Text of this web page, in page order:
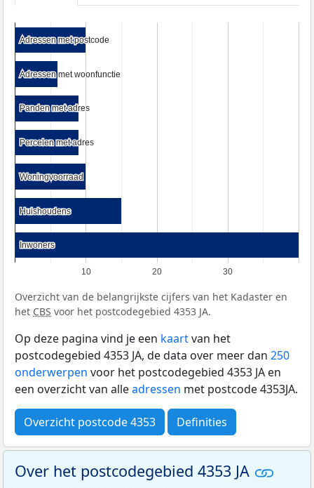
10 20 30
Adressen met postcode
Adressen met postcode
Adressen met woonfunctie
Adressen met woonfunctie
Panden met adres
Panden met adres
Percelen met adres
Percelen met adres
Woningvoorraad
Woningvoorraad
Huishoudens
Huishoudens
Inwoners
Inwoners
Overzicht van de belangrijkste cijfers van het Kadaster en
het CBS voor het postcodegebied 4353 JA.
Op deze pagina vind je een kaartvan het
postcodegebied 4353 JA, de data over meer dan 250
onderwerpen voor het postcodegebied 4353 JA en
een overzicht van alleadressen met postcode 4353JA.
Overzicht postcode 4353 Definities
Over het postcodegebied 4353 JA